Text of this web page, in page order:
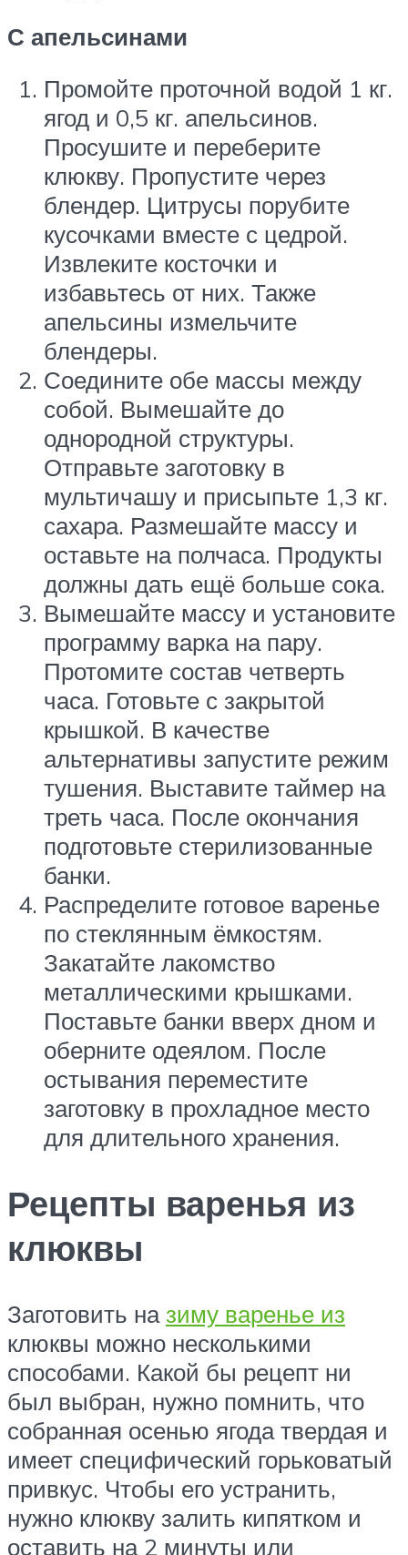
С апельсинами
Промойте проточной водой 1 кг.
ягод и 0,5 кг. апельсинов.
Просушите и переберите
клюкву. Пропустите через
блендер. Цитрусы порубите
кусочками вместе с цедрой.
Извлеките косточки и
избавьтесь от них. Также
апельсины измельчите
блендеры.
Соедините обе массы между
собой. Вымешайте до
однородной структуры.
Отправьте заготовку в
мультичашу и присыпьте 1,3 кг.
сахара. Размешайте массу и
оставьте на полчаса. Продукты
должны дать ещё больше сока.
Вымешайте массу и установите
программу варка на пару.
Протомите состав четверть
часа. Готовьте с закрытой
крышкой. В качестве
альтернативы запустите режим
тушения. Выставите таймер на
треть часа. После окончания
подготовьте стерилизованные
банки.
Распределите готовое варенье
по стеклянным ёмкостям.
Закатайте лакомство
металлическими крышками.
Поставьте банки вверх дном и
оберните одеялом. После
остывания переместите
заготовку в прохладное место
для длительного хранения.
Рецепты варенья из
клюквы
Заготовить назиму варенье из
клюквы можно несколькими
способами. Какой бы рецепт ни
был выбран, нужно помнить, что
собранная осенью ягода твердая и
имеет специфический горьковатый
привкус. Чтобы его устранить,
нужно клюкву залить кипятком и
оставить на 2 минуты или